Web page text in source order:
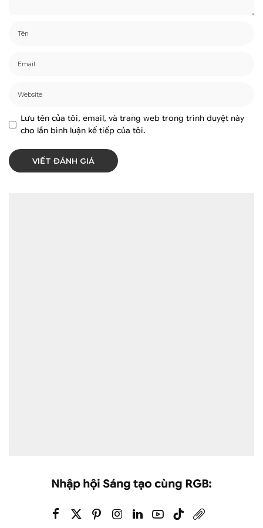
Lưu tên của tôi, email, và trang web trong trình duyệt này
cho lần bình luận kế tiếp của tôi.
Nhập hội Sáng tạo cùng RGB: